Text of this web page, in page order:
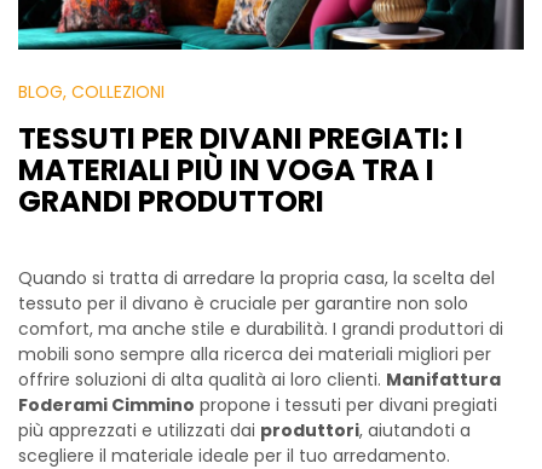
BLOG, COLLEZIONI
TESSUTI PER DIVANI PREGIATI: I
MATERIALI PIÙ IN VOGA TRA I
GRANDI PRODUTTORI
Quando si tratta di arredare la propria casa, la scelta del
tessuto per il divano è cruciale per garantire non solo
comfort, ma anche stile e durabilità. I grandi produttori di
mobili sono sempre alla ricerca dei materiali migliori per
offrire soluzioni di alta qualità ai loro clienti. Manifattura
Foderami Cimmino propone i tessuti per divani pregiati
più apprezzati e utilizzati dai produttori, aiutandoti a
scegliere il materiale ideale per il tuo arredamento.